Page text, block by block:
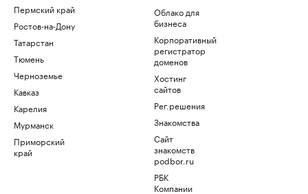
Пермский край
Ростов-на-Дону
Татарстан
Тюмень
Черноземье
Кавказ
Карелия
Мурманск
Приморский
край
Облако для
бизнеса
Корпоративный
регистратор
доменов
Хостинг
сайтов
Рег.решения
Знакомства
Сайт
знакомств
podbor.ru
РБК
Компании